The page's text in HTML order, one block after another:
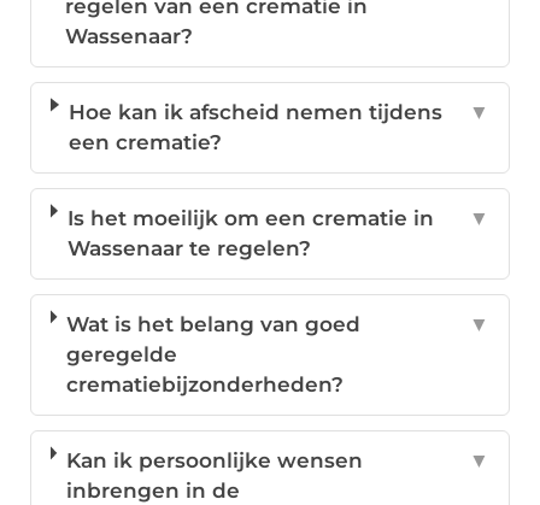
regelen van een crematie in
Wassenaar?
Hoe kan ik afscheid nemen tijdens
een crematie?
▼
Is het moeilijk om een crematie in
Wassenaar te regelen?
▼
Wat is het belang van goed
geregelde
crematiebijzonderheden?
▼
Kan ik persoonlijke wensen
inbrengen in de
▼